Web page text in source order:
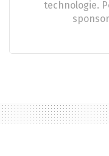
technologie.